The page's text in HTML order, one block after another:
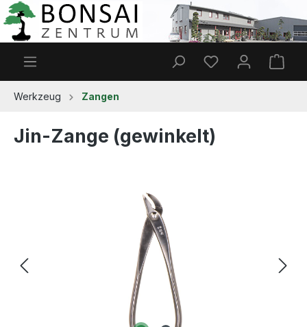
Zum Hauptinhalt springen
Du hast 0
Werkzeug Zangen
Jin-Zange (gewinkelt)